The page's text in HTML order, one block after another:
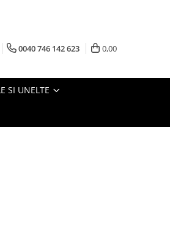
0040 746 142 623 0,00
SI UNELTE